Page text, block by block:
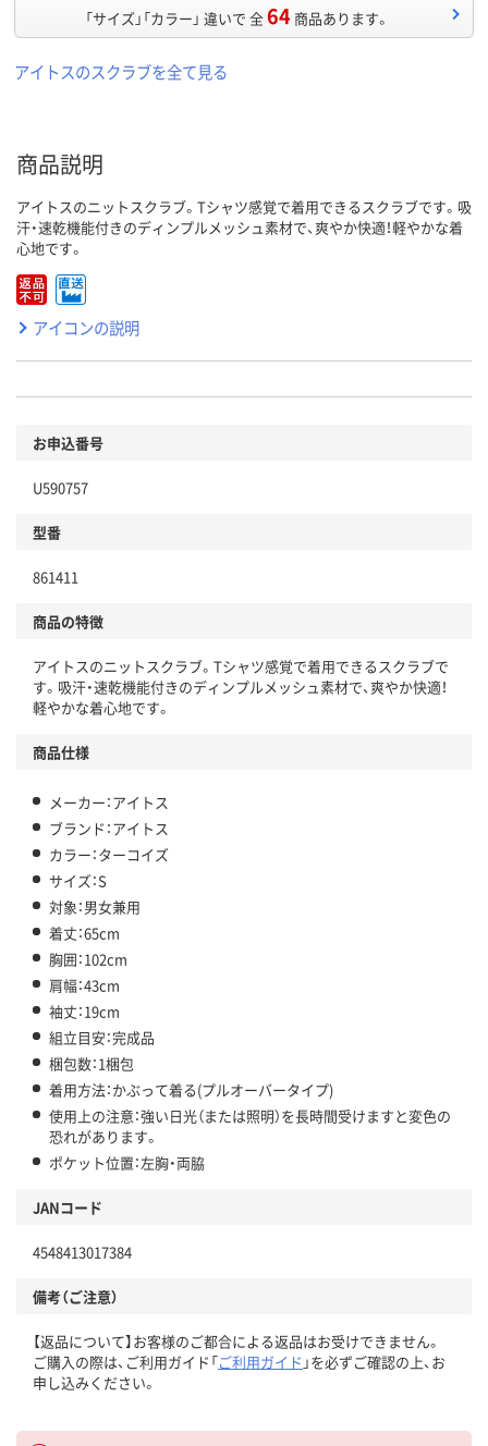
「サイズ」「カラー」 違いで 全64 商品あります。
アイトスのスクラブを全て見る
商品説明
アイトスのニットスクラブ。Tシャツ感覚で着用できるスクラブです。吸
汗・速乾機能付きのディンプルメッシュ素材で、爽やか快適！軽やかな着
心地です。
アイコンの説明
お申込番号
U590757
型番
861411
商品の特徴
アイトスのニットスクラブ。Tシャツ感覚で着用できるスクラブで
す。吸汗・速乾機能付きのディンプルメッシュ素材で、爽やか快適！
軽やかな着心地です。
商品仕様
メーカー：アイトス
ブランド：アイトス
カラー：ターコイズ
サイズ：S
対象：男女兼用
着丈：65cm
胸囲：102cm
肩幅：43cm
袖丈：19cm
組立目安：完成品
梱包数：1梱包
着用方法：かぶって着る(プルオーバータイプ)
使用上の注意：強い日光（または照明）を長時間受けますと変色の
恐れがあります。
ポケット位置：左胸・両脇
JANコード
4548413017384
備考（ご注意）
【返品について】お客様のご都合による返品はお受けできません。
ご購入の際は、ご利用ガイド「ご利用ガイド 」を必ずご確認の上、お
申し込みください。